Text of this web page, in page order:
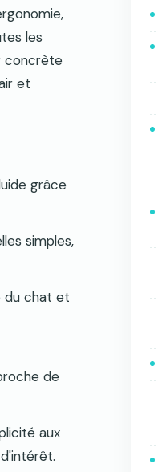
les
concrète
et
grâce
simples,
du chat et
de
aux